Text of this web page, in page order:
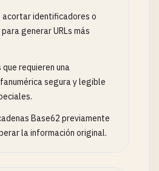
acortar identificadores o
generar URLs más
requieren una
segura y legible
Base62 previamente
la información original.